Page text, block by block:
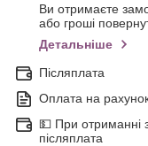
Ви отримаєте
або гроші
Детальніше
Післяплата
Оплата на
💵 При отриманні
післяплата